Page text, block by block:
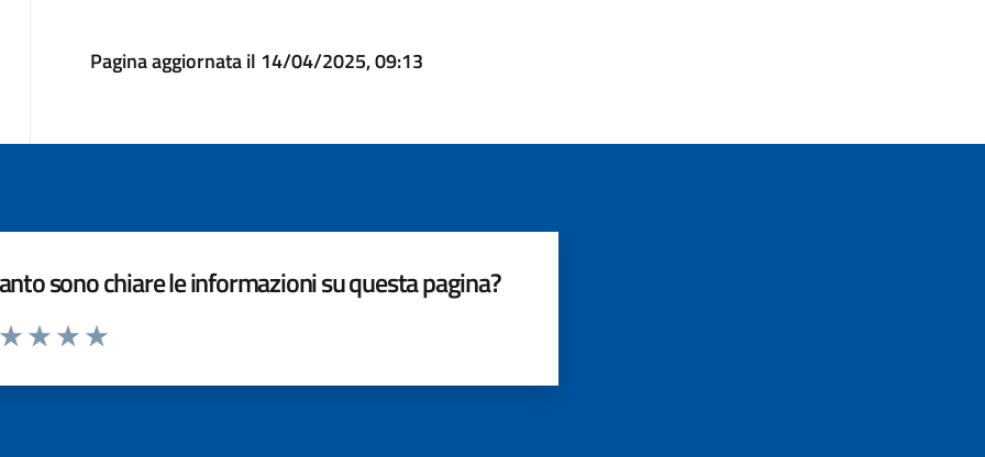
Pagina aggiornata il 14/04/2025, 09:13
sono chiare le informazioni su questa pagina?
da 1 a 5 stelle la pagina